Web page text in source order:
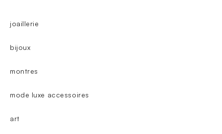
joaillerie
bijoux
montres
mode luxe accessoires
art